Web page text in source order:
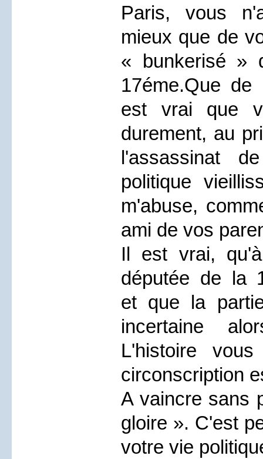
Paris, vous
mieux que de
« bunkerisé »
17éme.Que de
est vrai que
durement, au
l'assassinat
politique
m'abuse,
ami de vos
Il est vrai,
députée de la
et que la
incertaine
L'histoire
circonscription
A vaincre sans
gloire ». C'est
votre vie